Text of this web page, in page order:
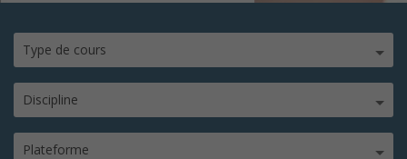
Type de cours
Discipline
Plateforme